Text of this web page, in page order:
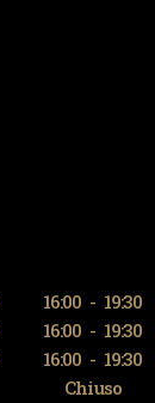
16:00 - 19:30
16:00 - 19:30
16:00 - 19:30
Chiuso